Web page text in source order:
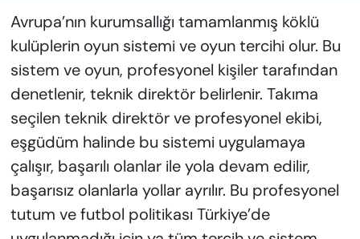
Avrupa’nın kurumsallığı tamamlanmış köklü
kulüplerin oyun sistemi ve oyun tercihi olur. Bu
sistem ve oyun, profesyonel kişiler tarafından
denetlenir, teknik direktör belirlenir. Takıma
seçilen teknik direktör ve profesyonel ekibi,
eşgüdüm halinde bu sistemi uygulamaya
çalışır, başarılı olanlar ile yola devam edilir,
başarısız olanlarla yollar ayrılır. Bu profesyonel
tutum ve futbol politikası Türkiye’de
MAGAZİN
YAZAR KÖŞESİ
SİYASET
VAN VE DİYARBAKIR HABERLERİ